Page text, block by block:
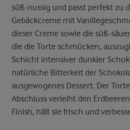
süß-nussig und passt perfekt zu
Gebäckcreme mit
dieser Creme sowie die süß-
die die Torte schmücken,
Schicht intensiver dunkler
natürliche Bitterkeit der
ausgewogenes Dessert. Der
Abschluss verleiht den
Finish, hält sie frisch und